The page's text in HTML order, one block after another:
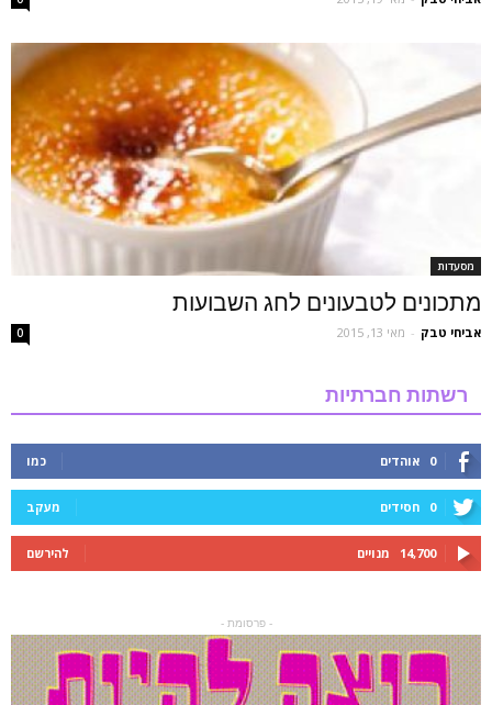
מסעדות
מתכונים לטבעונים לחג השבועות
אביחי טבק - מאי 13, 2015 0
רשתות חברתיות
0 אוהדים כמו
0 חסידים מעקב
14,700 מנויים להירשם
- פרסומת -